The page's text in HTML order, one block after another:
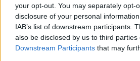
your opt-out. You may separately opt-
disclosure of your personal
IAB’s list of downstream participants.
also be disclosed by us to third parties
Downstream Participants that may
Komentáře